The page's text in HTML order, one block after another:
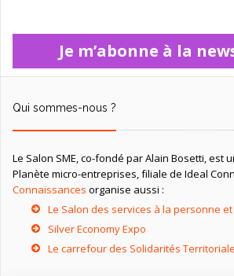
Je m’abonne à la
Qui sommes-nous ?
Le Salon SME, co-fondé par Alain Bosetti, est
Planète micro-entreprises, filiale de Ideal
Connaissances organise aussi :
Le Salon des services à la personne et
Silver Economy Expo
Le carrefour des Solidarités